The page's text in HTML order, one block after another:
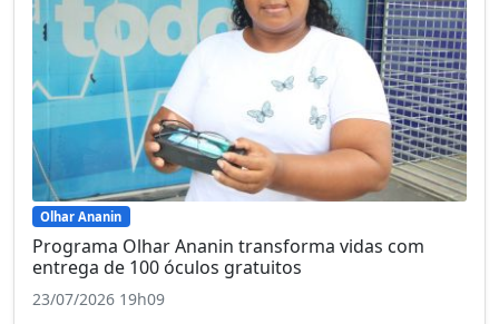
Olhar Ananin
Programa Olhar Ananin transforma vidas com
entrega de 100 óculos gratuitos
23/07/2026 19h09